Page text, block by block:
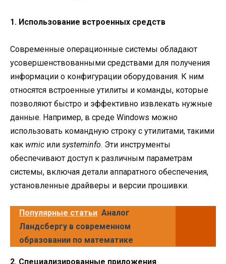
1. Использование встроенных средств
Современные операционные системы обладают
усовершенствованными средствами для получения
информации о конфигурации оборудования. К ним
относятся встроенные утилиты и команды, которые
позволяют быстро и эффективно извлекать нужные
данные. Например, в среде Windows можно
использовать командную строку с утилитами, такими
как wmic или systeminfo. Эти инструменты
обеспечивают доступ к различным параметрам
системы, включая детали аппаратного обеспечения,
установленные драйверы и версии прошивки.
Популярные статьи Аналог
Ландсбергу в современном
образовании по математике
2. Специализированные приложения